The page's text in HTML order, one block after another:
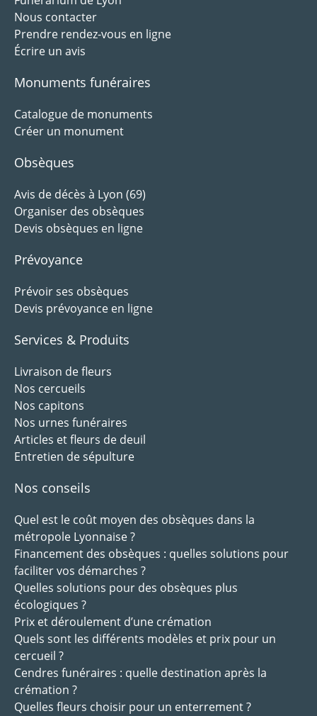
Nous contacter
Prendre rendez-vous en ligne
Écrire un avis
Monuments funéraires
Catalogue de monuments
Créer un monument
Obsèques
Avis de décès à Lyon (69)
Organiser des obsèques
Devis obsèques en ligne
Prévoyance
Prévoir ses obsèques
Devis prévoyance en ligne
Services & Produits
Livraison de fleurs
Nos cercueils
Nos capitons
Nos urnes funéraires
Articles et fleurs de deuil
Entretien de sépulture
Nos conseils
Quel est le coût moyen des obsèques dans la
métropole Lyonnaise ?
Financement des obsèques : quelles solutions pour
faciliter vos démarches ?
Quelles solutions pour des obsèques plus
écologiques ?
Prix et déroulement d’une crémation
Quels sont les différents modèles et prix pour un
cercueil ?
Cendres funéraires : quelle destination après la
crémation ?
Quelles fleurs choisir pour un enterrement ?